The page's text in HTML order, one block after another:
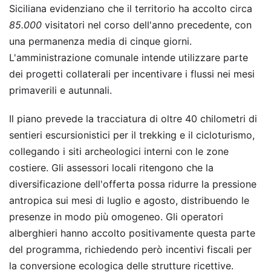
Siciliana evidenziano che il territorio ha accolto circa
85.000 visitatori nel corso dell'anno precedente, con
una permanenza media di cinque giorni.
L'amministrazione comunale intende utilizzare parte
dei progetti collaterali per incentivare i flussi nei mesi
primaverili e autunnali.
Il piano prevede la tracciatura di oltre 40 chilometri di
sentieri escursionistici per il trekking e il cicloturismo,
collegando i siti archeologici interni con le zone
costiere. Gli assessori locali ritengono che la
diversificazione dell'offerta possa ridurre la pressione
antropica sui mesi di luglio e agosto, distribuendo le
presenze in modo più omogeneo. Gli operatori
alberghieri hanno accolto positivamente questa parte
del programma, richiedendo però incentivi fiscali per
la conversione ecologica delle strutture ricettive.